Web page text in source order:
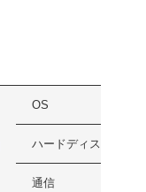
OS
ハードディスク(最小)
通信